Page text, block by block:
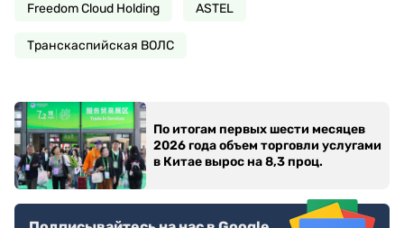
Freedom Cloud Holding ASTEL
Транскаспийская ВОЛС
По итогам первых шести месяцев
2026 года объем торговли услугами
в Китае вырос на 8,3 проц.